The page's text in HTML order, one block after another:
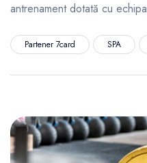
antrenament dotată cu
Partener 7card SPA